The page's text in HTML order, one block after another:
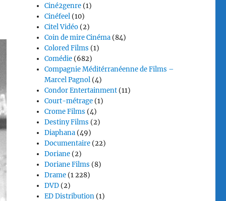
Ciné2genre (1)
Cinéfeel (10)
Citel Vidéo (2)
Coin de mire Cinéma (84)
Colored Films (1)
Comédie (682)
Compagnie Méditérranéenne de Films –
Marcel Pagnol (4)
Condor Entertainment (11)
Court-métrage (1)
Crome Films (4)
Destiny Films (2)
Diaphana (49)
Documentaire (22)
Doriane (2)
Doriane Films (8)
Drame (1 228)
DVD (2)
ED Distribution (1)